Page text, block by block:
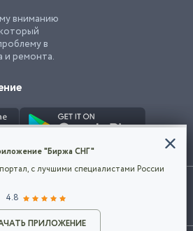
объявление
вниманию
в
и ремонта.
числе подача объявлений, означает
являются собственностью их
cookie, чтобы сделать
каждого
компании
использования cookie.
"Биржа СНГ"
с лучшими специалистами России
4.8
ПРИЛОЖЕНИЕ